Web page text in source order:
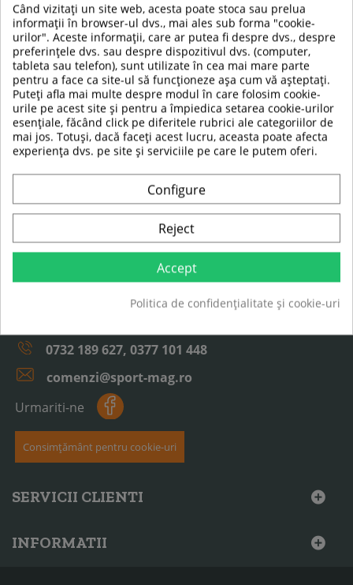
sunt...
Mai mult
ABONEAZĂ-TE LA NEWSLETTER
Primești cele mai bune oferte cu reduceri, sfaturi și articole cu noutăți!
TRIMITE
INFORMATII DESPRE MAGAZIN
0732 189 627, 0377 101 448
comenzi@sport-mag.ro
Urmariti-ne
Consimțământ pentru cookie-uri
SERVICII CLIENTI
INFORMATII
Când vizitați un site web, acesta poate stoca sau prelua
informații în browser-ul dvs., mai ales sub forma "cookie-
urilor". Aceste informații, care ar putea fi despre dvs., despre
preferințele dvs. sau despre dispozitivul dvs. (computer,
tableta sau telefon), sunt utilizate în cea mai mare parte
pentru a face ca site-ul să funcționeze așa cum vă așteptați.
Puteți afla mai multe despre modul în care folosim cookie-
urile pe acest site și pentru a împiedica setarea cookie-urilor
esențiale, făcând click pe diferitele rubrici ale categoriilor de
mai jos. Totuși, dacă faceți acest lucru, aceasta poate afecta
experiența dvs. pe site și serviciile pe care le putem oferi.
Configure
Reject
Accept
Politica de confidențialitate și cookie-uri